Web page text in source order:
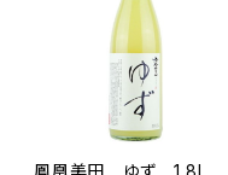
鳳凰美田 ゆず 1.8L